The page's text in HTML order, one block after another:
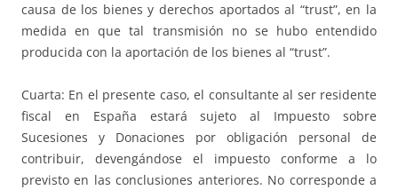
causa de los bienes y derechos aportados al “trust”, en la
medida en que tal transmisión no se hubo entendido
producida con la aportación de los bienes al “trust”.
Cuarta: En el presente caso, el consultante al ser residente
fiscal en España estará sujeto al Impuesto sobre
Sucesiones y Donaciones por obligación personal de
contribuir, devengándose el impuesto conforme a lo
previsto en las conclusiones anteriores. No corresponde a